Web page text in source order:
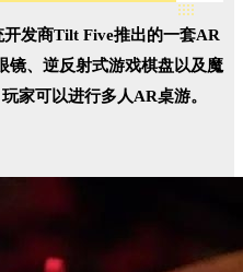
发商Tilt Five推出的一套AR
镜、逆反射式游戏棋盘以及魔
家可以进行多人AR桌游。